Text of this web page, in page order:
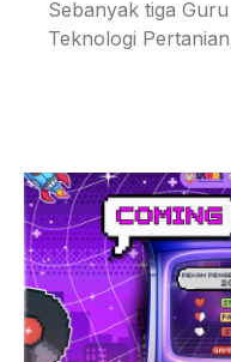
Sebanyak tiga
Teknologi